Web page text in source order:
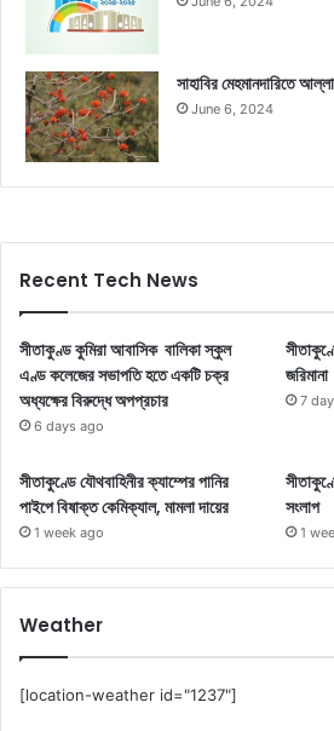
সাহাবির মেহমানদারিতে
June 6, 2024
Recent Tech News
সীতাকুণ্ড কুমিরা আবাসিক বালিকা স্কুল
এণ্ড কলেজের সভাপতি হতে একটি চক্র
অধ্যক্ষের বিরুদ্ধে অপপ্রচার
6 days ago
জরিমানা
7
সীতাকুণ্ডে যৌথবাহিনীর ক্যাম্পের পানির
পাইপে বিষাক্ত কেমিক্যাল, মামলা দায়ের
1 week ago
সংলাপ
1
Weather
[location-weather id="1237"]